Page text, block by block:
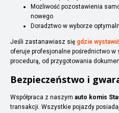
Możliwość pozostawienia
nowego
Doradztwo w wyborze
Jeśli zastanawiasz się gdzie
oferuje profesjonalne pośrednictwo w
procedurą, od przygotowania
Bezpieczeństwo i
Współpraca z naszym auto komis
transakcji. Wszystkie pojazdy